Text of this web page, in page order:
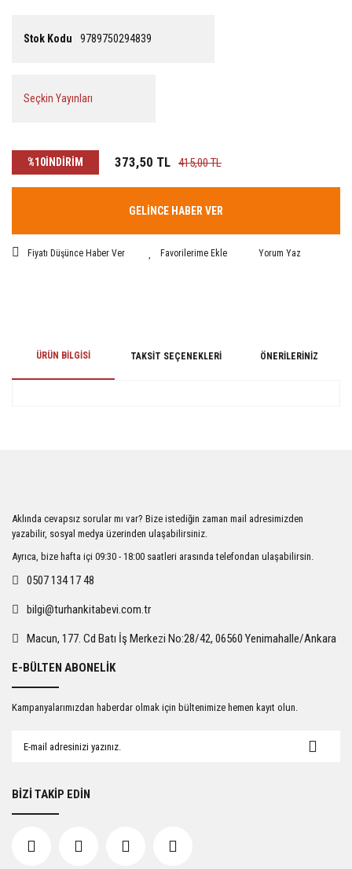
Stok Kodu 9789750294839
Seçkin Yayınları
%10İNDİRİM 373,50 TL 415,00 TL
GELİNCE HABER VER
Fiyatı Düşünce Haber Ver Yorum Yaz
ÜRÜN BILGISI TAKSIT SEÇENEKLERI ÖNERILERINIZ
Ürün açıklamasında eksik bilgiler bulunuyor.
Ürün bilgilerinde hatalar bulunuyor.
Ürün fiyatı diğer sitelerden daha pahalı.
Gönder
Aklında cevapsız sorular mı var? Bize istediğin zaman mail adresimizden
yazabilir, sosyal medya üzerinden ulaşabilirsiniz.
Ayrıca, bize hafta içi 09:30 - 18:00 saatleri arasında telefondan ulaşabilirsin.
0507 134 17 48
bilgi@turhankitabevi.com.tr
Macun, 177. Cd Batı İş Merkezi No:28/42, 06560 Yenimahalle/Ankara
E-BÜLTEN ABONELİK
Kampanyalarımızdan haberdar olmak için bültenimize hemen kayıt olun.
BİZİ TAKİP EDİN